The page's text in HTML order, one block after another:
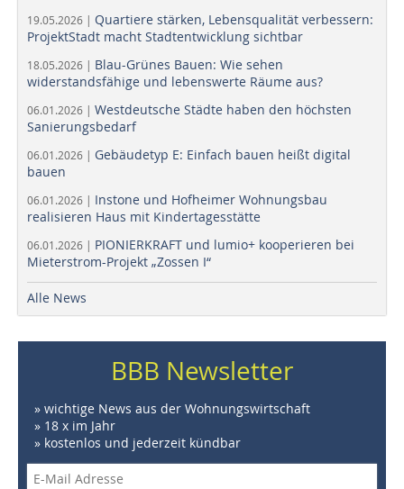
19.05.2026 | Quartiere stärken, Lebensqualität verbessern:
ProjektStadt macht Stadtentwicklung sichtbar
18.05.2026 | Blau-Grünes Bauen: Wie sehen
widerstandsfähige und lebenswerte Räume aus?
06.01.2026 | Westdeutsche Städte haben den höchsten
Sanierungsbedarf
06.01.2026 | Gebäudetyp E: Einfach bauen heißt digital
bauen
06.01.2026 | Instone und Hofheimer Wohnungsbau
realisieren Haus mit Kindertagesstätte
06.01.2026 | PIONIERKRAFT und lumio+ kooperieren bei
Mieterstrom-Projekt „Zossen I“
Alle News
BBB Newsletter
» wichtige News aus der Wohnungswirtschaft
» 18 x im Jahr
» kostenlos und jederzeit kündbar